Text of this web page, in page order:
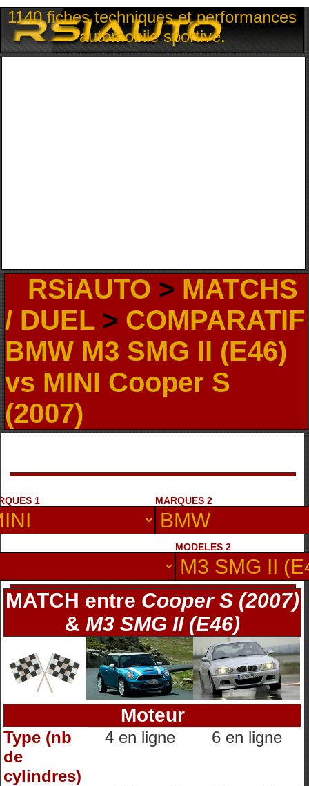
1140 fiches techniques et performances
automobile sportive.
RSiAUTO > MATCHS
/ DUEL> COMPARATIF
BMW M3 SMG II (E46)
vs MINI Cooper S
(2007)
1 MARQUES 2
MODELES 2
MATCH entre Cooper S (2007)
&M3 SMG II (E46)
Moteur
Type (nb
de
cylindres)
4 en ligne 6 en ligne